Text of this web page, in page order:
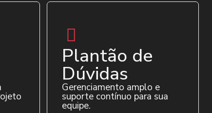
Plantão de
Dúvidas
Gerenciamento amplo e
suporte contínuo para sua
equipe.